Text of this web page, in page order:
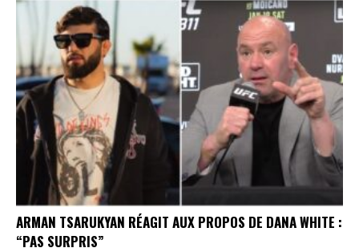
ARMAN TSARUKYAN RÉAGIT AUX PROPOS DE DANA WHITE :
“PAS SURPRIS”